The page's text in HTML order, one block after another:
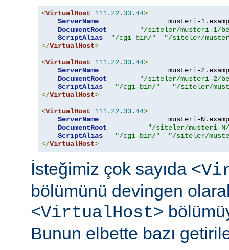
<VirtualHost 111.22. 33.44>
ServerName
                 musteri-1
.
DocumentRoot
"/siteler/musteri-1/
ScriptAlias
"/cgi-bin/"
"/siteler/
</VirtualHost>
<VirtualHost 111.22. 33.44>
ServerName
                 musteri-2
.
DocumentRoot
"/siteler/musteri-2/
ScriptAlias
"/cgi-bin/"
"/siteler/
</VirtualHost>
<VirtualHost 111.22. 33.44>
ServerName
                 musteri-N
.
DocumentRoot
"/siteler/musteri-
ScriptAlias
"/cgi-bin/"
"/siteler/
</VirtualHost>
İsteğimiz çok sayıda
bölümünü devingen
<VirtualHost>
Bunun elbette bazı